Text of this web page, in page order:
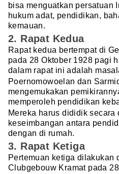
bisa menguatkan persatuan
hukum adat, pendidikan,
kemauan.
2. Rapat Kedua
Rapat kedua bertempat di
pada 28 Oktober 1928 pagi
dalam rapat ini adalah
Poernomowoelan dan
mengemukakan
memperoleh pendidikan
Mereka harus dididik secara
keseimbangan antara
dengan di rumah.
3. Rapat Ketiga
Pertemuan ketiga dilakukan
Clubgebouw Kramat pada